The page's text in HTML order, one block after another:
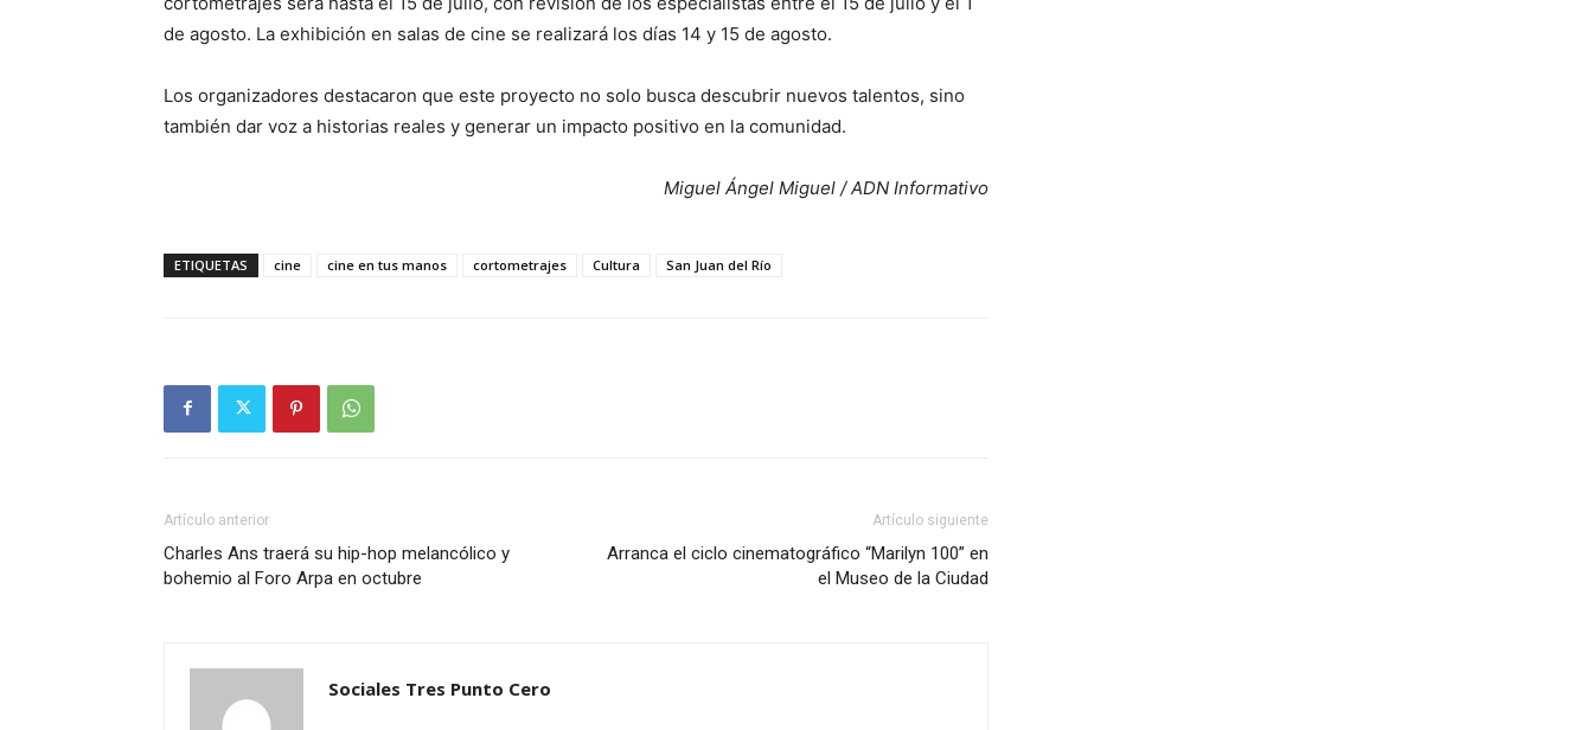
de agosto. La exhibición en salas de cine se realizará los días 14 y 15 de agosto.
Los organizadores destacaron que este proyecto no solo busca descubrir nuevos talentos, sino
también dar voz a historias reales y generar un impacto positivo en la comunidad.
Miguel Ángel Miguel / ADN Informativo
ETIQUETAS cine cine en tus manos cortometrajes Cultura San Juan del Río
Artículo anterior
Charles Ans traerá su hip-hop melancólico y
bohemio al Foro Arpa en octubre
Artículo siguiente
Arranca el ciclo cinematográfico “Marilyn 100” en
el Museo de la Ciudad
Sociales Tres Punto Cero